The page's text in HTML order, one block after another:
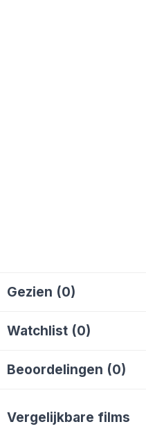
Gezien (0)
Watchlist (0)
Beoordelingen (0)
Vergelijkbare films